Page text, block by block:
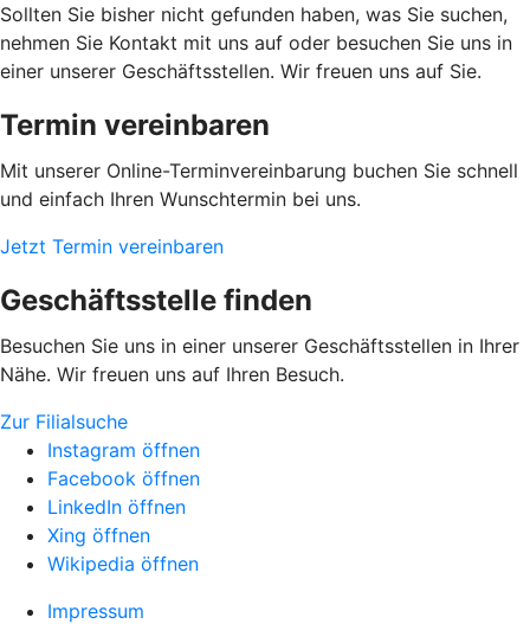
Sollten Sie bisher nicht gefunden haben, was Sie suchen,
nehmen Sie Kontakt mit uns auf oder besuchen Sie uns in
einer unserer Geschäftsstellen. Wir freuen uns auf Sie.
Termin vereinbaren
Mit unserer Online-Terminvereinbarung buchen Sie schnell
und einfach Ihren Wunschtermin bei uns.
Jetzt Termin vereinbaren
Geschäftsstelle finden
Besuchen Sie uns in einer unserer Geschäftsstellen in Ihrer
Nähe. Wir freuen uns auf Ihren Besuch.
Zur Filialsuche
Instagram öffnen
Facebook öffnen
LinkedIn öffnen
Xing öffnen
Wikipedia öffnen
Impressum